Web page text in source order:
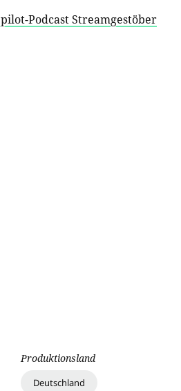
Podcast Streamgestöber
Produktionsland
Deutschland